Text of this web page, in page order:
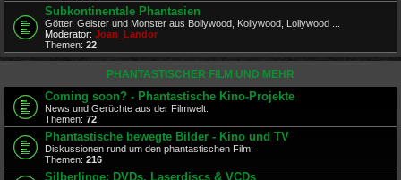
Subkontinentale Phantasien
Götter, Geister und Monster aus Bollywood, Kollywood, Lollywood ...
Moderator: Joan_Landor
Themen: 22
PHANTASTISCHER FILM UND MEHR
Coming soon? - Phantastische Kino-Projekte
News und Gerüchte aus der Filmwelt.
Themen: 72
Phantastische bewegte Bilder - Kino und TV
Diskussionen rund um den phantastischen Film.
Themen: 216
Silberlinge: DVDs, Laserdiscs & VCDs